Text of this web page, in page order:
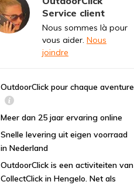
Service client
Nous sommes là pour
vous aider. Nous
joindre
OutdoorClick pour chaque aventure
Meer dan 25 jaar ervaring online
Snelle levering uit eigen voorraad
in Nederland
OutdoorClick is een activiteiten van
CollectClick in Hengelo. Net als